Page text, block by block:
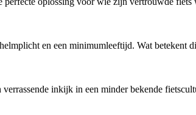
en een minimumleeftijd. Wat betekent
inkijk in een minder bekende